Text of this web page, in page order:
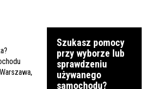
Szukasz pomocy
przy wyborze lub
sprawdzeniu
używanego
samochodu?